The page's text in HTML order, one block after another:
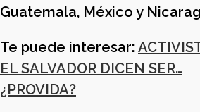
Guatemala, México y
Te puede interesar:
EL SALVADOR DICEN SER…
¿PROVIDA?